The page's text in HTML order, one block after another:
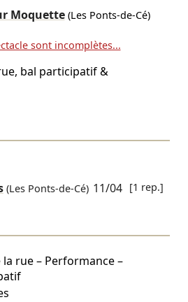
Moquette(Les Ponts-de-Cé)
sont incomplètes...
bal participatif &
(Les Ponts-de-Cé) 11/04 [1 rep.]
rue – Performance –